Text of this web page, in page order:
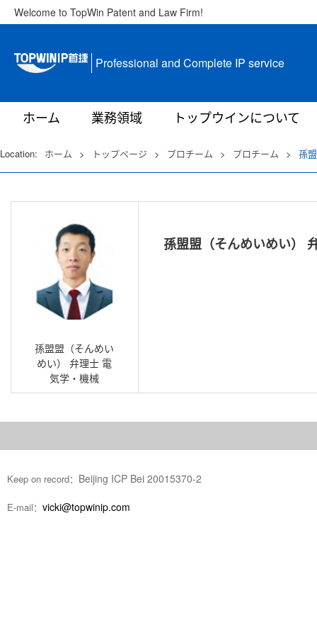
Welcome to TopWin Patent and Law Firm!
Professional and Complete IP service
ホーム 業務領域 トップウインについて
Location: ホーム > トップページ > プロチーム > プロチーム > 孫
孫盟盟（そんめい
めい） 弁理士 電
気学・機械
孫盟盟（そんめいめい）
Keep on record： Beijing ICP Bei 20015370-2
E-mail： vicki@topwinip.com